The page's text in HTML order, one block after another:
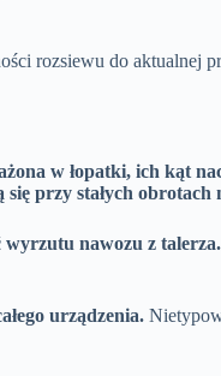
rozsiewu do aktualnej
w łopatki, ich kąt
przy stałych obrotach
nawozu z talerza.
urządzenia.